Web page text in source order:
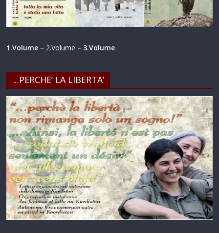
1.Volume – 2.Volume – 3.Volume
…PERCHE’ LA LIBERTA’